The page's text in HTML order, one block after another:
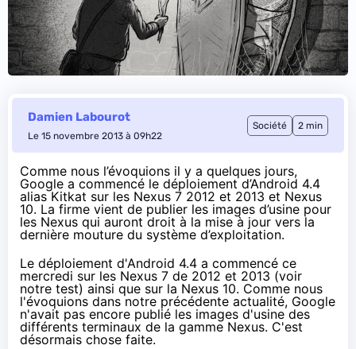
Damien Labourot
Le 15 novembre 2013 à 09h22
Société 2 min
Comme nous l’évoquions il y a quelques jours,
Google a commencé le déploiement d’Android 4.4
alias Kitkat sur les Nexus 7 2012 et 2013 et Nexus
10. La firme vient de publier les images d’usine pour
les Nexus qui auront droit à la mise à jour vers la
dernière mouture du système d’exploitation.
Le déploiement d'Android 4.4 a commencé ce
mercredi sur les Nexus 7 de 2012 et 2013 (voir
notre test) ainsi que sur la Nexus 10. Comme nous
l'évoquions dans notre précédente actualité, Google
n'avait pas encore publié les images d'usine des
différents terminaux de la gamme Nexus. C'est
désormais chose faite.